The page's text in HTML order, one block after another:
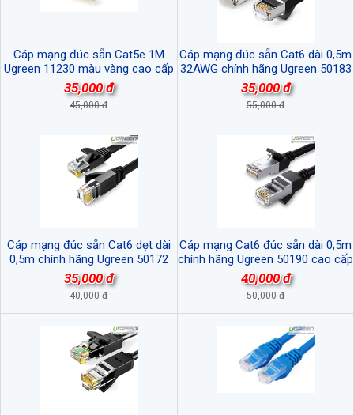
Cáp mạng đúc sẵn Cat5e 1M
Ugreen 11230 màu vàng cao cấp
35,000 đ
45,000 đ
Cáp mạng đúc sẵn Cat6 dài 0,5m
32AWG chính hãng Ugreen 50183
cao cấp
35,000 đ
55,000 đ
Cáp mạng đúc sẵn Cat6 dẹt dài
0,5m chính hãng Ugreen 50172
cao cấp
35,000 đ
40,000 đ
Cáp mạng Cat6 đúc sẵn dài 0,5m
chính hãng Ugreen 50190 cao cấp
40,000 đ
50,000 đ